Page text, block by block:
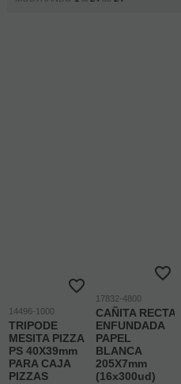
14496-1000
TRIPODE
MESITA PIZZA
PS 40X39mm
PARA CAJA
PIZZAS
17832-4800
CAÑITA RECTA
ENFUNDADA
PAPEL
BLANCA
205X7mm
(16x300ud)